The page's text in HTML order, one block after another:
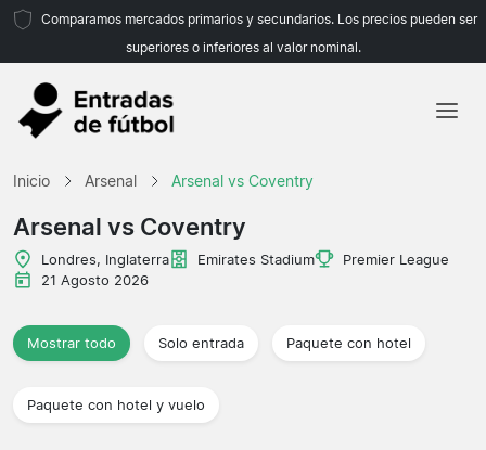
Comparamos mercados primarios y secundarios. Los precios pueden ser
superiores o inferiores al valor nominal.
Ligas
Inicio Arsenal Arsenal vs Coventry
Arsenal vs Coventry
Londres, Inglaterra Emirates Stadium
Premier League
21 Agosto 2026
Mostrar todo Solo entrada Paquete con hotel
Paquete con hotel y vuelo